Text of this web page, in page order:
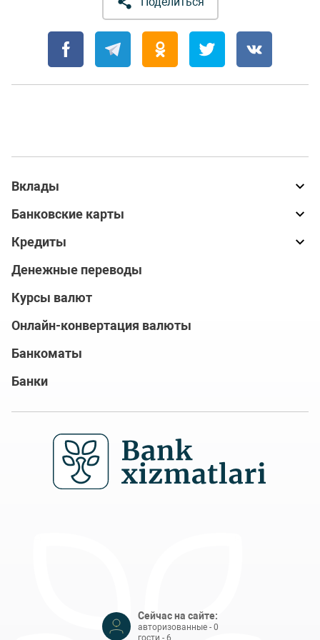
Вклады
Банковские карты
Кредиты
Денежные переводы
Курсы валют
Онлайн-конвертация валюты
Банкоматы
Банки
Сейчас на сайте:
авторизованные - 0
гости - 6